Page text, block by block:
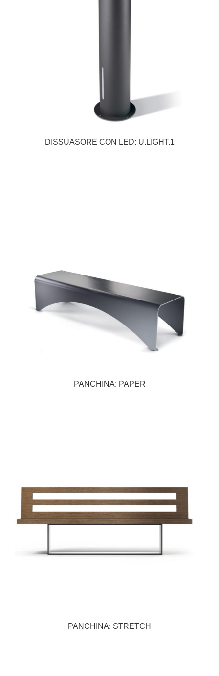
DISSUASORE CON LED: U.LIGHT.1
PANCHINA: PAPER
PANCHINA: STRETCH